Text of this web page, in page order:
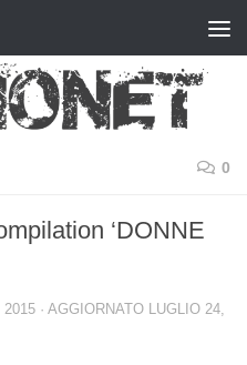
0
‘DONNE
2015 · AGGIORNATO LUGLIO 24,